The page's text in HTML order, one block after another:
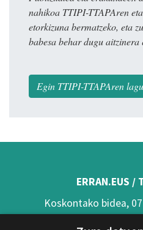
nahikoa TTIPI-TTAPAren
etorkizuna bermatzeko, eta
babesa behar dugu aitzinera
Egin TTIPI-TTAPAren
ERRAN.EUS /
Koskontako bidea,